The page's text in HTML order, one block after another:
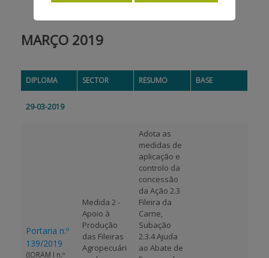
INFORMATIONS
PAYMENTS
MARÇO 2019
DIPLOMA SECTOR RESUMO BASE
29-03-2019
Portaria n.º
139/2019
(JORAM I n.º
Medida 2 -
Apoio à
Produção
das Fileiras
Agropecuári
Adota as
medidas de
aplicação e
controlo da
concessão
da Ação 2.3
Fileira da
Carne,
Subação
2.3.4 Ajuda
ao Abate de